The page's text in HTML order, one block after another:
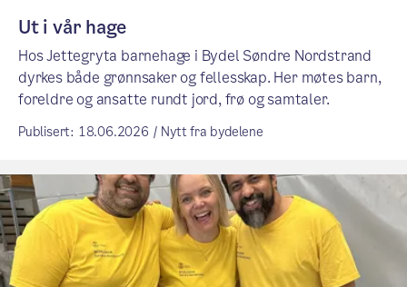
Ut i vår hage
Hos Jettegryta barnehage i Bydel Søndre Nordstrand
dyrkes både grønnsaker og fellesskap. Her møtes barn,
foreldre og ansatte rundt jord, frø og samtaler.
Publisert: 18.06.2026 / Nytt fra bydelene